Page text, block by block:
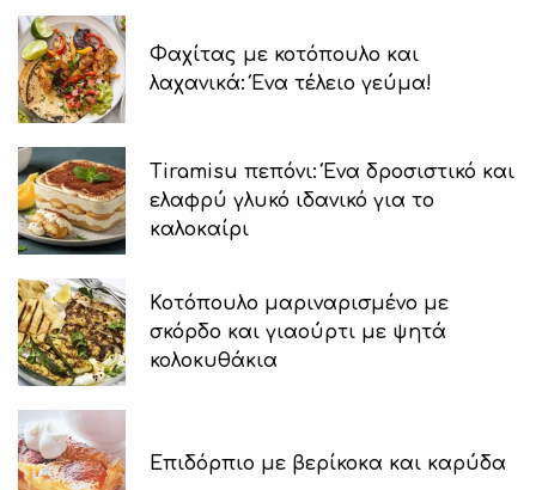
Φαχίτας με κοτόπουλο και
λαχανικά: Ένα τέλειο γεύμα!
Tiramisu πεπόνι: Ένα δροσιστικό και
ελαφρύ γλυκό ιδανικό για το
καλοκαίρι
Κοτόπουλο μαριναρισμένο με
σκόρδο και γιαούρτι με ψητά
κολοκυθάκια
Επιδόρπιο με βερίκοκα και καρύδα